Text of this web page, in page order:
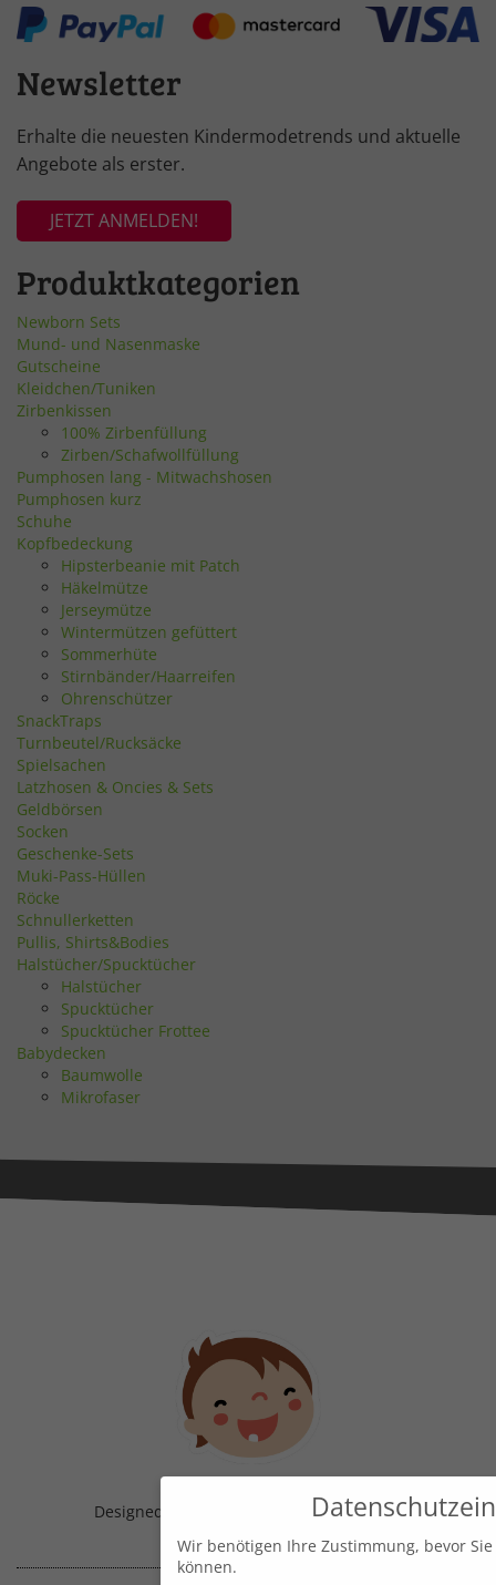
Newsletter
Erhalte die neuesten Kindermodetrends und aktuelle
Angebote als erster.
JETZT ANMELDEN!
Produktkategorien
Newborn Sets
Mund- und Nasenmaske
Gutscheine
Kleidchen/Tuniken
Zirbenkissen
100% Zirbenfüllung
Zirben/Schafwollfüllung
Pumphosen lang - Mitwachshosen
Pumphosen kurz
Schuhe
Kopfbedeckung
Hipsterbeanie mit Patch
Häkelmütze
Jerseymütze
Wintermützen gefüttert
Sommerhüte
Stirnbänder/Haarreifen
Ohrenschützer
SnackTraps
Turnbeutel/Rucksäcke
Spielsachen
Latzhosen & Oncies & Sets
Geldbörsen
Socken
Geschenke-Sets
Muki-Pass-Hüllen
Röcke
Schnullerketten
Pullis, Shirts&Bodies
Halstücher/Spucktücher
Halstücher
Spucktücher
Spucktücher Frottee
Babydecken
Baumwolle
Mikrofaser
Designed & Handmade with in Austria!
Wir benötigen Ihre Zustimmung, bevor
können.